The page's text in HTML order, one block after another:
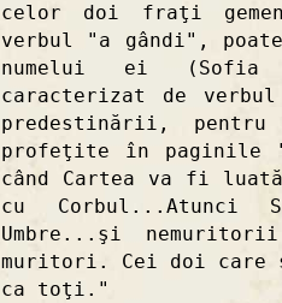
celor doi fraţi
verbul "a gândi",
numelui ei (Sofia
caracterizat de
predestinării,
profeţite în paginile
când Cartea va fi
cu
Umbre...şi
muritori. Cei doi care
ca toţi."